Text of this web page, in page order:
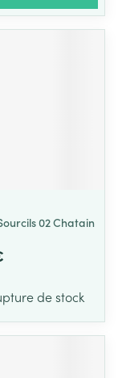
02 Chatain
de stock